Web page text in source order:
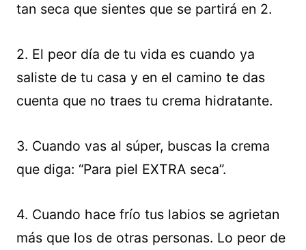
tan seca que sientes que se partirá en 2.
2. El peor día de tu vida es cuando ya
saliste de tu casa y en el camino te das
cuenta que no traes tu crema hidratante.
3. Cuando vas al súper, buscas la crema
que diga: “Para piel EXTRA seca”.
4. Cuando hace frío tus labios se agrietan
más que los de otras personas. Lo peor de